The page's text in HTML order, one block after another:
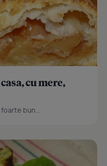
cu mere,
bun...